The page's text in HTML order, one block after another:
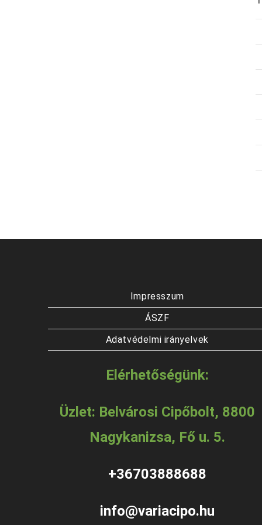
Impresszum
ÁSZF
Adatvédelmi irányelvek
Elérhetőségünk:
Üzlet: Belvárosi Cipőbolt, 8800
Nagykanizsa, Fő u. 5.
+36703888688
info@variacipo.hu